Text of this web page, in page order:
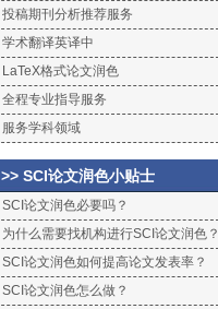
投稿期刊分析推荐服务
学术翻译英译中
LaTeX格式论文润色
全程专业指导服务
服务学科领域
>> SCI论文润色小贴士
SCI论文润色必要吗？
为什么需要找机构进行SCI论文润色？
SCI论文润色如何提高论文发表率？
SCI论文润色怎么做？